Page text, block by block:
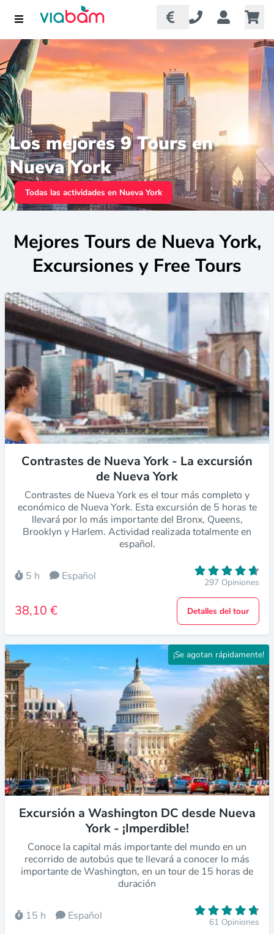
Los mejores 9 Tours en
Nueva York
Todas las actividades en Nueva York
Mejores Tours de Nueva York,
Excursiones y Free Tours
Contrastes de Nueva York - La excursión
de Nueva York
Contrastes de Nueva York es el tour más completo y
económico de Nueva York. Esta excursión de 5 horas te
llevará por lo más importante del Bronx, Queens,
Brooklyn y Harlem. Actividad realizada totalmente en
español.
5 h Español 297 Opiniones
38,10 € Detalles del tour
¡Se agotan rápidamente!
Excursión a Washington DC desde Nueva
York - ¡Imperdible!
Conoce la capital más importante del mundo en un
recorrido de autobús que te llevará a conocer lo más
importante de Washington, en un tour de 15 horas de
duración
15 h Español 61 Opiniones